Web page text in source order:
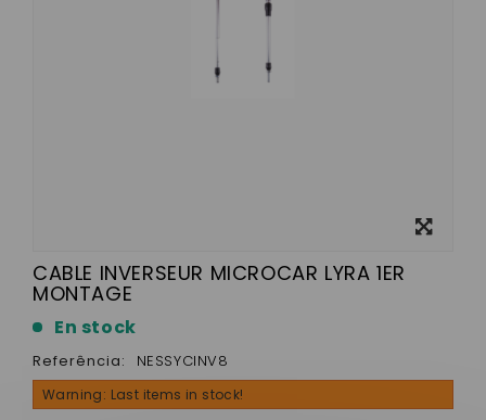
CABLE INVERSEUR MICROCAR LYRA 1ER
MONTAGE
En stock
Referência: NESSYCINV8
Warning: Last items in stock!